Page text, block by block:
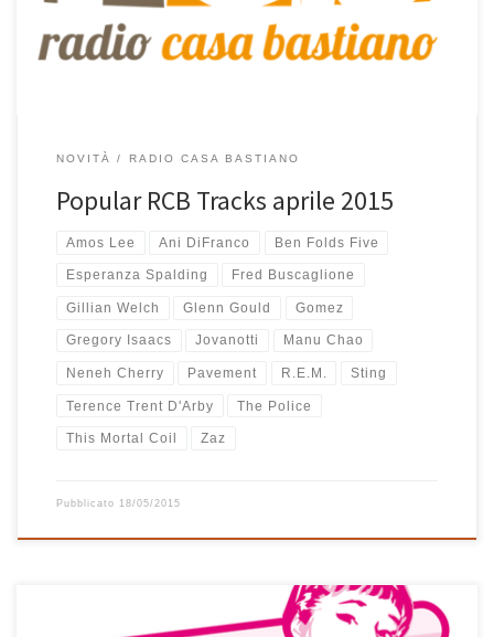
NOVITÀ RADIO CASA BASTIANO
Popular RCB Tracks aprile 2015
Amos Lee Ani DiFranco Ben Folds Five
Esperanza Spalding Fred Buscaglione
Gillian Welch Glenn Gould Gomez
Gregory Isaacs Jovanotti Manu Chao
Neneh Cherry Pavement R.E.M. Sting
Terence Trent D'Arby The Police
This Mortal Coil Zaz
Pubblicato 18/05/2015